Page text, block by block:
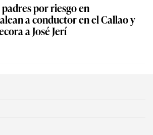
por riesgo en
a conductor en el Callao y
a José Jerí